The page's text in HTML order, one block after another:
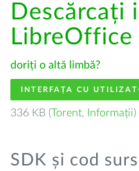
Descărcați
doriți o altă limbă?
INTERFAȚA CU
336 KB (Torent, Informații)
SDK și cod